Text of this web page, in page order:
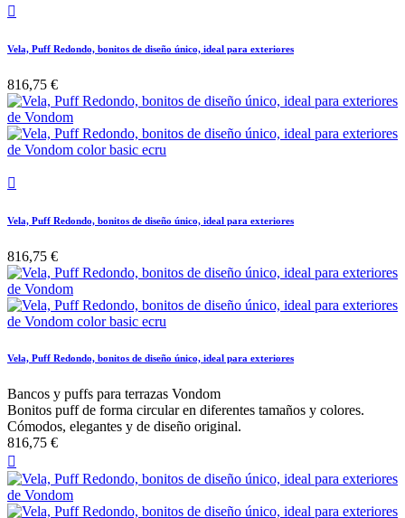

Vela, Puff Redondo, bonitos de diseño único, ideal para exteriores
816,75 €

Vela, Puff Redondo, bonitos de diseño único, ideal para exteriores
816,75 €
Vela, Puff Redondo, bonitos de diseño único, ideal para exteriores
Bancos y puffs para terrazas Vondom
Bonitos puff de forma circular en diferentes tamaños y colores.
Cómodos, elegantes y de diseño original.
816,75 €
